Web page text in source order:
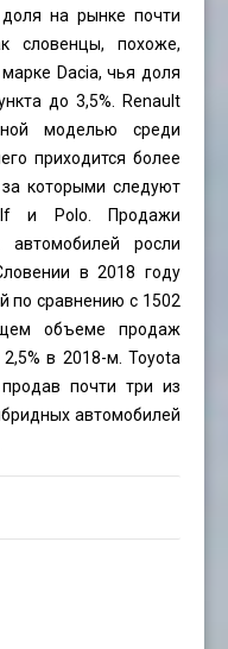
доля на рынке почти
словенцы, похоже,
Dacia, чья доля
до 3,5%. Renault
моделью среди
приходится более
которыми следуют
и Polo. Продажи
автомобилей росли
в 2018 году
по сравнению с 1502
объеме продаж
в 2018-м. Toyota
почти три из
автомобилей